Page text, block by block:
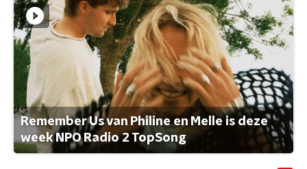
Remember Us van Philine en Melle is deze
week NPO Radio 2 TopSong